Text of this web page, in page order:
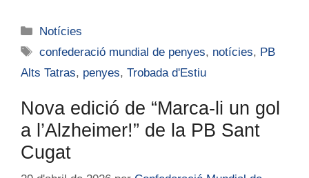
Notícies
confederació mundial de penyes, notícies, PB
Alts Tatras, penyes, Trobada d'Estiu
Nova edició de “Marca-li un gol
a l’Alzheimer!” de la PB Sant
Cugat